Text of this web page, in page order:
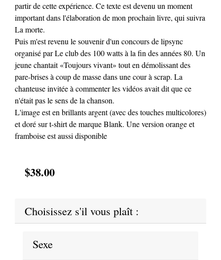
partir de cette expérience. Ce texte est devenu un moment
important dans l'élaboration de mon prochain livre, qui suivra
La morte.
Puis m'est revenu le souvenir d'un concours de lipsync
organisé par Le club des 100 watts à la fin des années 80. Un
jeune chantait «Toujours vivant» tout en démolissant des
pare-brises à coup de masse dans une cour à scrap. La
chanteuse invitée à commenter les vidéos avait dit que ce
n'était pas le sens de la chanson.
L'image est en brillants argent (avec des touches multicolores)
et doré sur t-shirt de marque Blank. Une version orange et
framboise est aussi disponible
$38.00
Choisissez s'il vous plaît :
Sexe